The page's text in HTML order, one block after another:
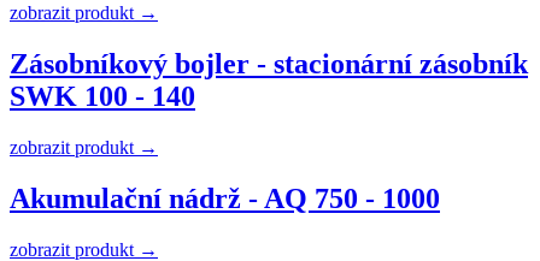
zobrazit produkt →
Zásobníkový bojler - stacionární zásobník
SWK 100 - 140
zobrazit produkt →
Akumulační nádrž - AQ 750 - 1000
zobrazit produkt →